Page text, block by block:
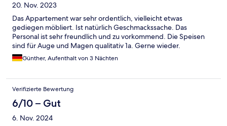
20. Nov. 2023
Das Appartement war sehr ordentlich, vielleicht etwas
gediegen möbliert. Ist natürlich Geschmackssache. Das
Personal ist sehr freundlich und zu vorkommend. Die Speisen
sind für Auge und Magen qualitativ 1a. Gerne wieder.
Günther, Aufenthalt von 3 Nächten
Verifizierte Bewertung
6/10 – Gut
6. Nov. 2024